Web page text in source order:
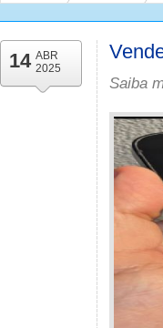
14 ABR
2025
Saiba